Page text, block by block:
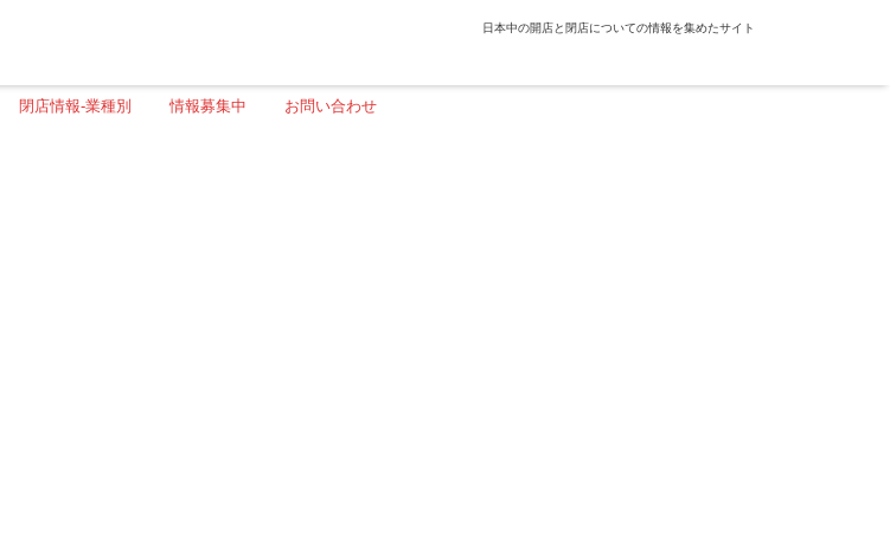
日本中の開店と閉店についての情報を集めたサイト
閉店情報-業種別 情報募集中 お問い合わせ